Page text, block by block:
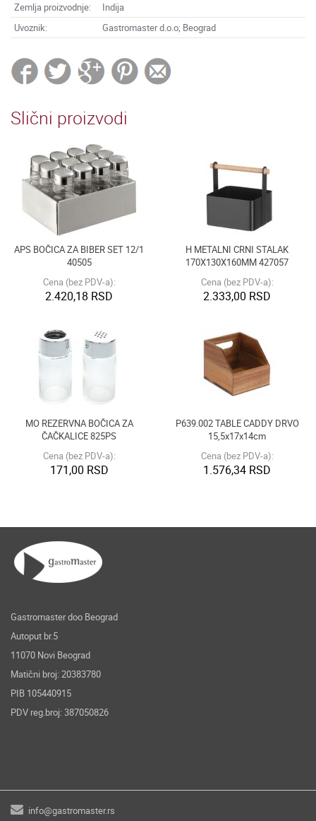
Zemlja proizvodnje:
Indija
Uvoznik:
Gastromaster d.o.o; Beograd
Slični proizvodi
APS BOČICA ZA BIBER SET 12/1
40505
Cena (bez PDV-a):
2.420,18 RSD
H METALNI CRNI STALAK
170X130X160MM 427057
Cena (bez PDV-a):
2.333,00 RSD
MO REZERVNA BOČICA ZA
ČAČKALICE 825PS
Cena (bez PDV-a):
171,00 RSD
P639.002 TABLE CADDY DRVO
15,5x17x14cm
Cena (bez PDV-a):
1.576,34 RSD
Gastromaster doo Beograd
Autoput br.5
11070 Novi Beograd
Matični broj: 20383780
PIB 105440915
PDV reg.broj: 387050826
info@gastromaster.rs